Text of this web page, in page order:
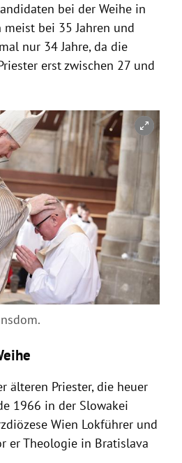
bei der Weihe in
meist bei 35 Jahren und
nur 34 Jahre, da die
erst zwischen 27 und
schließen
älteren Priester, die heuer
1966 in der Slowakei
Wien Lokführer und
er Theologie in Bratislava